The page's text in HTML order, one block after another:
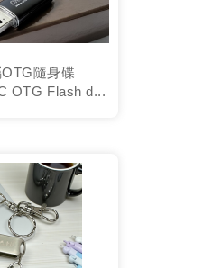
OTG Flash d...